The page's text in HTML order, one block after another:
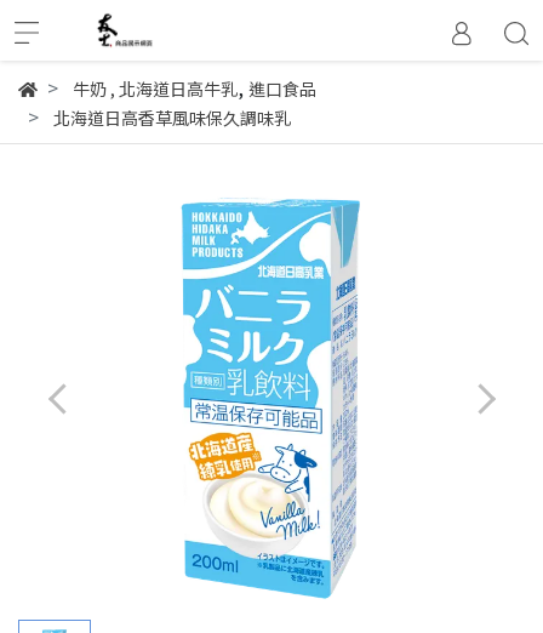
牛奶, 北海道日高牛乳, 進口食品
北海道日高香草風味保久調味乳